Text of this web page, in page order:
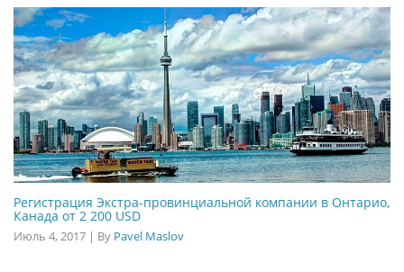
Регистрация Экстра-провинциальной компании в Онтарио,
Канада от 2 200 USD
Июль 4, 2017 | By Pavel Maslov